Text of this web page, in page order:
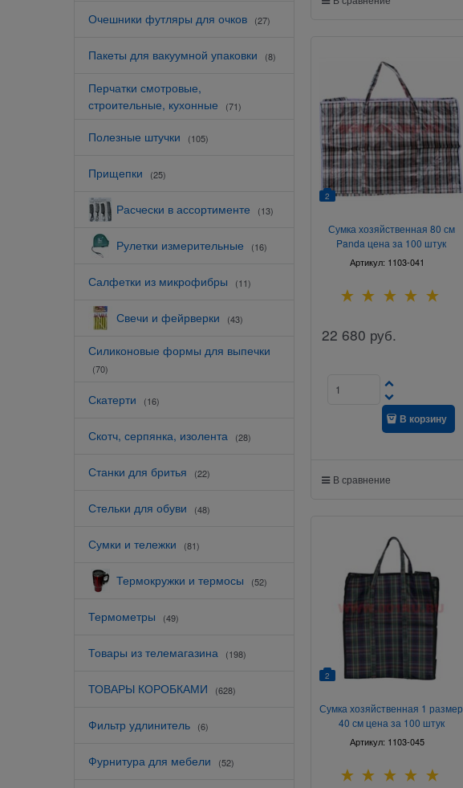
Очешники футляры для очков (27)
Пакеты для вакуумной упаковки (8)
Перчатки смотровые,
строительные, кухонные
(71)
Полезные штучки (105)
Прищепки (25)
Расчески в ассортименте (13)
Рулетки измерительные (16)
Салфетки из микрофибры (11)
Свечи и фейрверки (43)
Силиконовые формы для выпечки
(70)
Скатерти (16)
Скотч, серпянка, изолента (28)
Станки для бритья (22)
Стельки для обуви (48)
Сумки и тележки (81)
Термокружки и термосы (52)
Термометры (49)
Товары из телемагазина (198)
ТОВАРЫ КОРОБКАМИ (628)
Фильтр удлинитель (6)
Фурнитура для мебели (52)
2
Сумка хозяйственная 80 см
Panda цена за 100 штук
Артикул: 1103-041
22 680 руб.
В корзину
В сравнение
2
Сумка хозяйственная 1 размер
40 см цена за 100 штук
Артикул: 1103-045